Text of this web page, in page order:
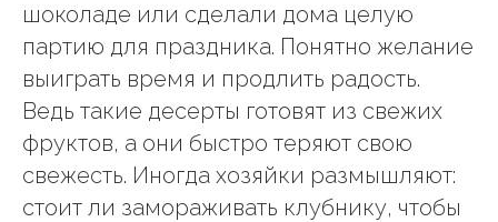
шоколаде или сделали дома целую
партию для праздника. Понятно желание
выиграть время и продлить радость.
Ведь такие десерты готовят из свежих
фруктов, а они быстро теряют свою
свежесть. Иногда хозяйки размышляют:
стоит ли замораживать клубнику, чтобы